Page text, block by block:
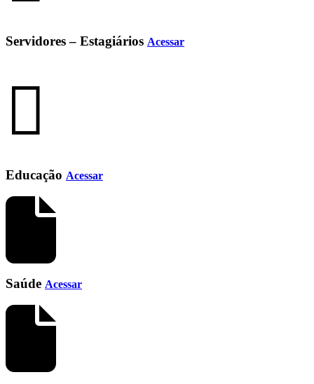
Servidores – Estagiários Acessar
Educação Acessar
Saúde Acessar